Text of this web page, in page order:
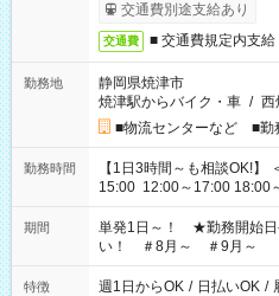
交通費別途支給あり
交通費 ■ 交通費規定内支
勤務地
静岡県焼津市
焼津駅からバイク・車 / 西
■物流センターなど ■勤
勤務時間
【1日3時間～も相談OK!】 ＜シフト例＞ 9:00～12:00 10:00～
15:00 12:00～17:00 18:00～21:00 など こ
お気軽にご相談ください！
期間
単発1日～！ ★勤務開始日
い！ ＃8月～ ＃9月～
特徴 週1日からOK / 日払いOK /